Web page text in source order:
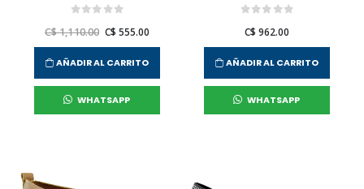
C$ 1,110.00 C$ 555.00
AÑADIR AL CARRITO
WHATSAPP
C$ 962.00
AÑADIR AL CARRITO
WHATSAPP